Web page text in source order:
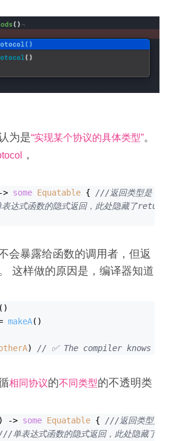
为是“实现某个协议的具体类型”。
，
> some Equatable { ///返回类型是
达式函数的隐式返回，此处隐藏了return
会暴露给函数的调用者，但返
这样做的原因是，编译器知道
()
makeA()
) // ✅ The compiler knows
相同协议的不同类型的不透明类
-> some Equatable { ///返回类型是
单表达式函数的隐式返回，此处隐藏了